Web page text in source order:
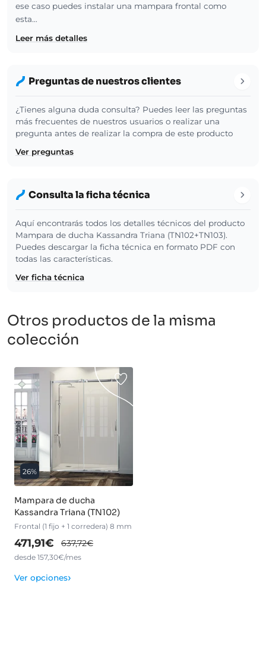
ese caso puedes instalar una mampara frontal como
esta…
Leer más detalles
Preguntas de nuestros clientes
¿Tienes alguna duda consulta? Puedes leer las preguntas
más frecuentes de nuestros usuarios o realizar una
pregunta antes de realizar la compra de este producto
Ver preguntas
Consulta la ficha técnica
Aquí encontrarás todos los detalles técnicos del producto
Mampara de ducha Kassandra Triana (TN102+TN103).
Puedes descargar la ficha técnica en formato PDF con
todas las características.
Ver ficha técnica
Otros productos de la misma
colección
26%
Mampara de ducha
Kassandra Triana (TN102)
Frontal (1 fijo + 1 corredera) 8 mm
471,91€ 637,72€
desde 157,30€/mes
Ver opciones›